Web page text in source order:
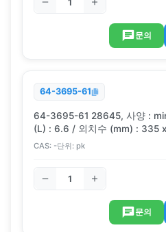
문의
64-3695-61
64-3695-61 28645, 사양 :
(L) : 6.6 / 외치수 (mm) : 335
CAS: -단위: pk
문의